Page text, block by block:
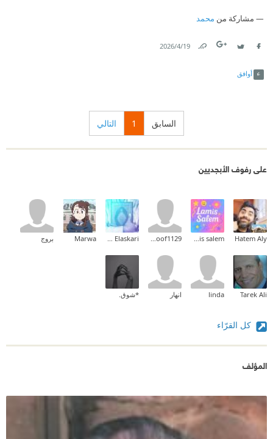
مشاركة من محمد
19‏/4‏/2026
أوافق
السابق 1 التالي
على رفوف الأبجديين
Hatem Aly
lamis salem
hanoof1129
Ahmed Elaskari
Marwa بروج
Tarek Ali
linda انهار *شوق.
كل القرّاء
المؤلف